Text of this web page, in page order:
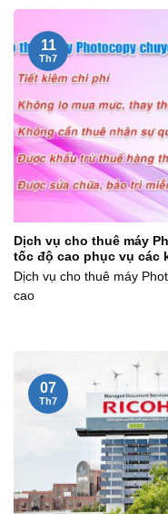
Dịch vụ cho thuê máy
tốc độ cao phục vụ các
Dịch vụ cho thuê máy
cao
11
Th7
07
Th7